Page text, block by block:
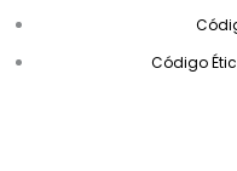
Código